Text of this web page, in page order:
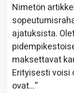
Nimetön
ajatuksista.
maksettavat
Erityisesti
ovat…”